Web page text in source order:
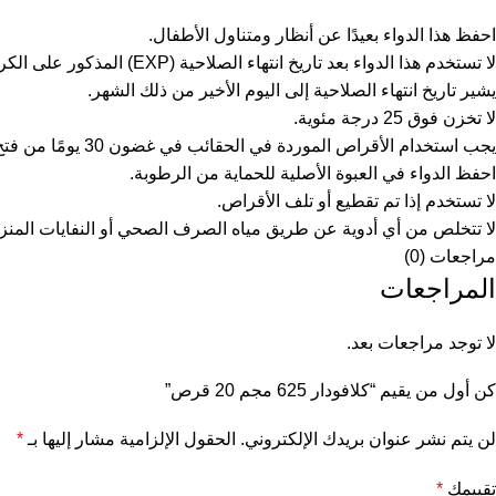
احفظ هذا الدواء بعيدًا عن أنظار ومتناول الأطفال.
لا تستخدم هذا الدواء بعد تاريخ انتهاء الصلاحية (EXP) المذكور على الكرتون.
يشير تاريخ انتهاء الصلاحية إلى اليوم الأخير من ذلك الشهر.
لا تخزن فوق 25 درجة مئوية.
يجب استخدام الأقراص الموردة في الحقائب في غضون 30 يومًا من فتح الحقيبة.
احفظ الدواء في العبوة الأصلية للحماية من الرطوبة.
لا تستخدم إذا تم تقطيع أو تلف الأقراص.
لا تتخلص من أي أدوية عن طريق مياه الصرف الصحي أو النفايات
مراجعات (0)
المراجعات
لا توجد مراجعات بعد.
كن أول من يقيم “كلافودار 625 مجم 20 قرص”
لن يتم نشر عنوان بريدك الإلكتروني. الحقول الإلزامية مشار إليها بـ *
تقييمك *